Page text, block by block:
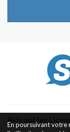
Avis sur les
En poursuivant votre